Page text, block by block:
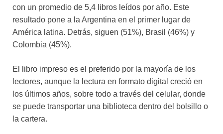
con un promedio de 5,4 libros leídos por año. Este
resultado pone a la Argentina en el primer lugar de
América latina. Detrás, siguen (51%), Brasil (46%) y
Colombia (45%).
El libro impreso es el preferido por la mayoría de los
lectores, aunque la lectura en formato digital creció en
los últimos años, sobre todo a través del celular, donde
se puede transportar una biblioteca dentro del bolsillo o
la cartera.